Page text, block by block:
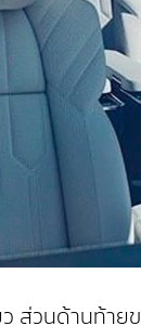
ส่วนด้านท้าย